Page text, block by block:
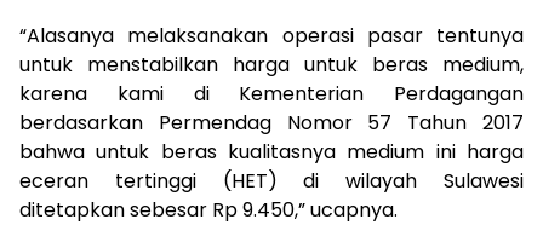
“Alasanya melaksanakan operasi pasar tentunya
untuk menstabilkan harga untuk beras medium,
karena kami di Kementerian Perdagangan
berdasarkan Permendag Nomor 57 Tahun 2017
bahwa untuk beras kualitasnya medium ini harga
eceran tertinggi (HET) di wilayah Sulawesi
ditetapkan sebesar Rp 9.450,” ucapnya.